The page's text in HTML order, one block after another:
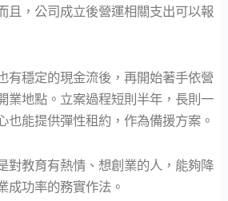
且，公司成立後營運相關支出可以報
有穩定的現金流後，再開始著手依營
業地點。立案過程短則半年，長則一
也能提供彈性租約，作為備援方案。
對教育有熱情、想創業的人，能夠降
成功率的務實作法。